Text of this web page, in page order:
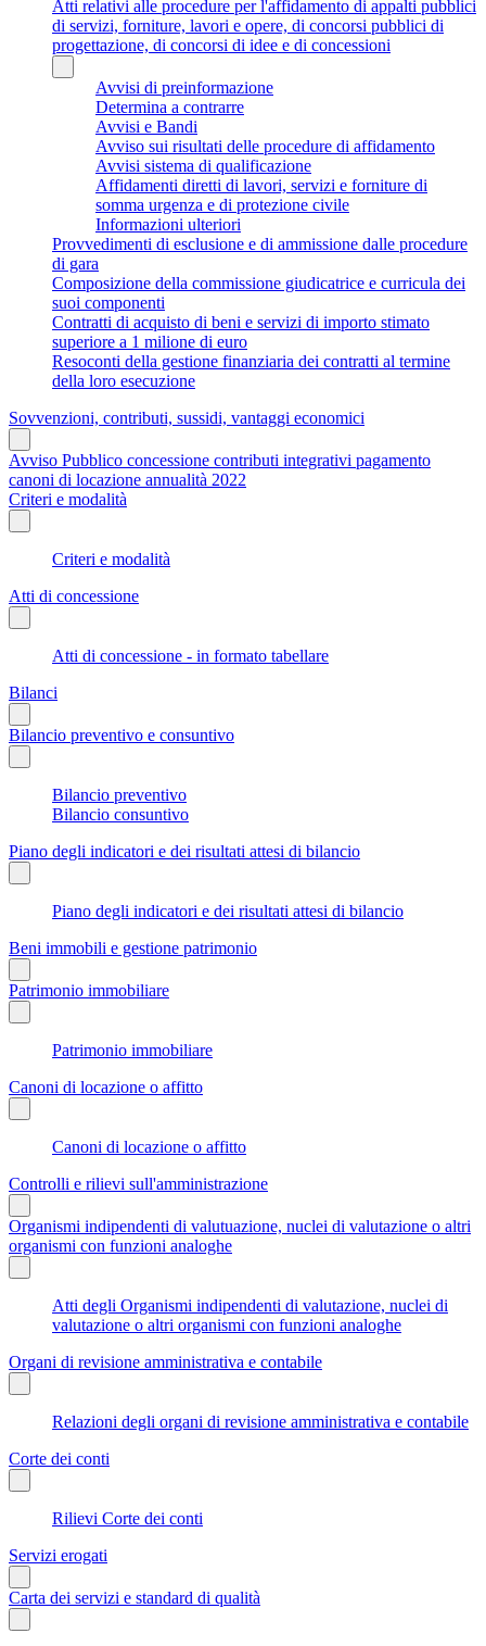
Atti relativi alle procedure per l'affidamento di appalti pubblici
di servizi, forniture, lavori e opere, di concorsi pubblici di
progettazione, di concorsi di idee e di concessioni
Avvisi di preinformazione
Determina a contrarre
Avvisi e Bandi
Avviso sui risultati delle procedure di affidamento
Avvisi sistema di qualificazione
Affidamenti diretti di lavori, servizi e forniture di
somma urgenza e di protezione civile
Informazioni ulteriori
Provvedimenti di esclusione e di ammissione dalle procedure
di gara
Composizione della commissione giudicatrice e curricula dei
suoi componenti
Contratti di acquisto di beni e servizi di importo stimato
superiore a 1 milione di euro
Resoconti della gestione finanziaria dei contratti al termine
della loro esecuzione
Sovvenzioni, contributi, sussidi, vantaggi economici
Avviso Pubblico concessione contributi integrativi pagamento
canoni di locazione annualità 2022
Criteri e modalità
Criteri e modalità
Atti di concessione
Atti di concessione - in formato tabellare
Bilanci
Bilancio preventivo e consuntivo
Bilancio preventivo
Bilancio consuntivo
Piano degli indicatori e dei risultati attesi di bilancio
Piano degli indicatori e dei risultati attesi di bilancio
Beni immobili e gestione patrimonio
Patrimonio immobiliare
Patrimonio immobiliare
Canoni di locazione o affitto
Canoni di locazione o affitto
Controlli e rilievi sull'amministrazione
Organismi indipendenti di valutuazione, nuclei di valutazione o altri
organismi con funzioni analoghe
Atti degli Organismi indipendenti di valutazione, nuclei di
valutazione o altri organismi con funzioni analoghe
Organi di revisione amministrativa e contabile
Relazioni degli organi di revisione amministrativa e contabile
Corte dei conti
Rilievi Corte dei conti
Servizi erogati
Carta dei servizi e standard di qualità